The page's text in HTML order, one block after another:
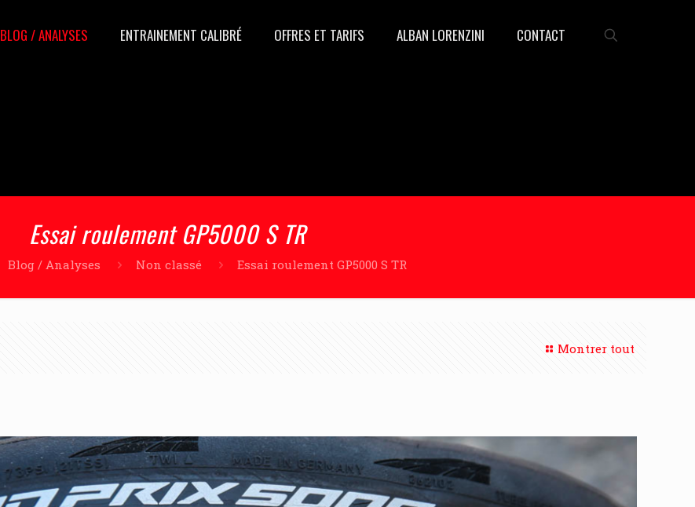
BLOG / ANALYSES ENTRAINEMENT CALIBRÉ OFFRES ET TARIFS ALBAN LORENZINI CONTACT
Essai roulement GP5000 S TR
Blog / Analyses Non classé Essai roulement GP5000 S TR
Montrer tout